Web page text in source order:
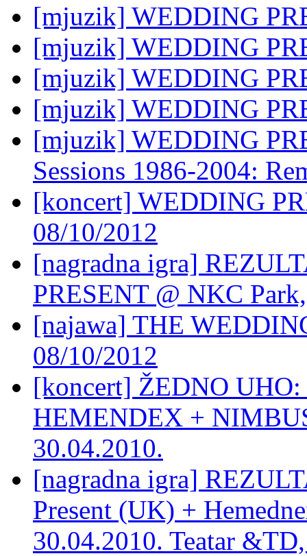
[mjuzik] WEDDING
[mjuzik] WEDDING
[mjuzik] WEDDING
[mjuzik] WEDDING
[mjuzik] WEDDING
Sessions 1986-2004:
[koncert] WEDDING
08/10/2012
[nagradna igra]
PRESENT @ NKC
[najawa] THE
08/10/2012
[koncert] ŽEDNO
HEMENDEX +
30.04.2010.
[nagradna igra]
Present (UK) +
30.04.2010. Teatar